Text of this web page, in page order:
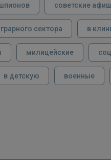
советские
сектора в
милицейские
в детскую военные